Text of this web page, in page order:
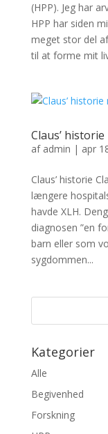
(HPP). Jeg har
HPP har siden
meget stor del
til at forme mit
Claus’ historie
af admin | apr
Claus’ historie
længere
havde XLH.
diagnosen ”en
barn eller som
sygdommen...
Kategorier
Alle
Begivenhed
Forskning